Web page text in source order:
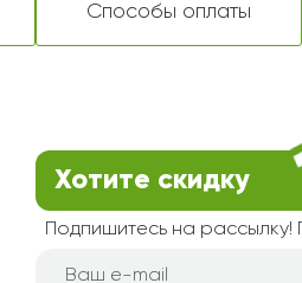
Способы оплаты
Хотите скидку
Подпишитесь на